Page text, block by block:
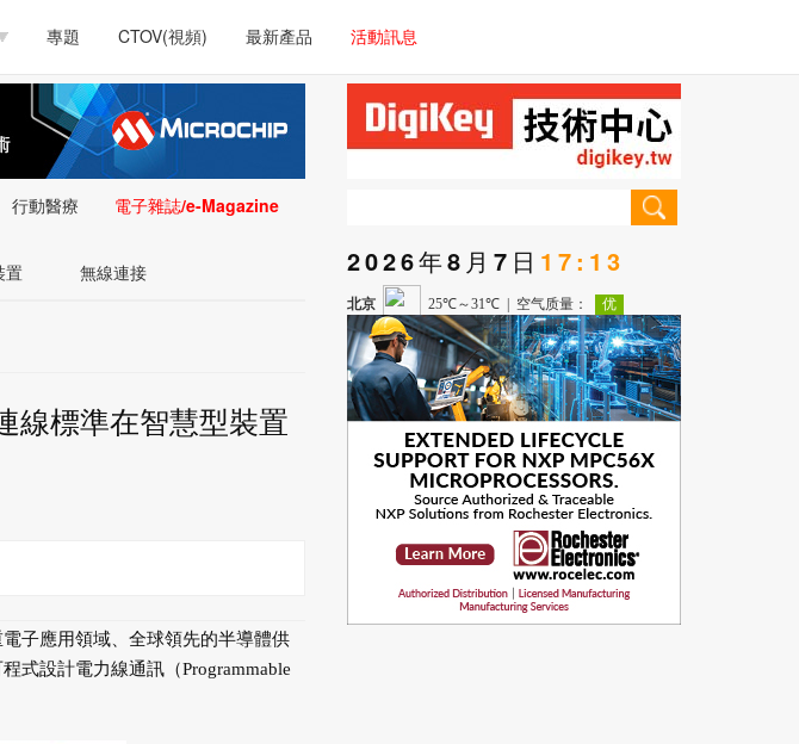
電源技術
通訊&網路
LED/照明技術 微處理器/微控制器
感測技術
專題 CTOV(視頻) 最新產品 活動訊息
通訊&網路 介面技術
LED/照明技術 微處理器/微控制器
感測技術 量測儀器
像/監
行動醫療 電子雜誌/e-Magazine
置 無線連接
線標準在智慧型裝置
子應用領域、全球領先的半導體供
式設計電力線通訊（Programmable
2026年8月7日 17:13